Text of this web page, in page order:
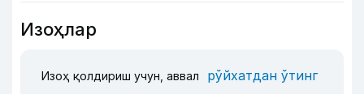
Изоҳлар
Изоҳ қолдириш учун, аввал рўйхатдан ўтинг